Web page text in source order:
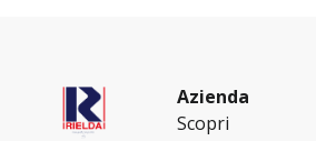
Azienda
Scopri